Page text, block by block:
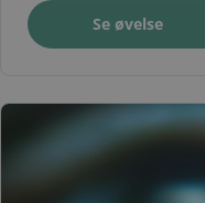
Se øvelse